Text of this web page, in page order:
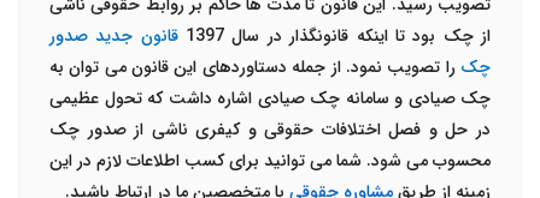
از چک بود تا اینکه قانونگذار در سال 1397
قانون جدید صدور
چک را تصویب نمود. از جمله دستاوردهای این قانون می توان به
چک صیادی و سامانه چک صیادی اشاره داشت که تحول عظیمی
در حل و فصل اختلافات حقوقی و کیفری ناشی از صدور چک
محسوب می شود. شما می توانید برای کسب اطلاعات لازم در این
زمینه از طریقمشاوره حقوقی با متخصصین ما در ارتباط باشید.